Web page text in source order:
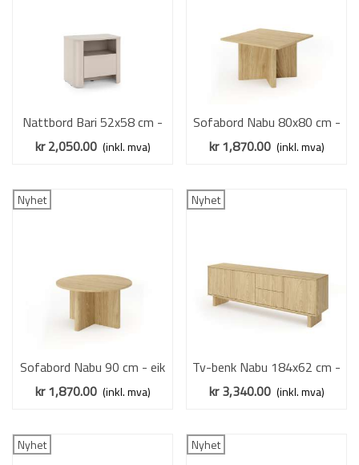
Nattbord Bari 52x58 cm -
cashmere - 1 skuff
kr 2,050.00 (inkl. mva)
Sofabord Nabu 80x80 cm -
eik - kvadratisk bord -
kr 1,870.00 (inkl. mva)
Nyhet
Sofabord Nabu 90 cm - eik
- rundt bord - japandi stil
kr 1,870.00 (inkl. mva)
Nyhet
Tv-benk Nabu 184x62 cm -
eik - 3 dører - 3 skuffer -
kr 3,340.00 (inkl. mva)
Nyhet Nyhet